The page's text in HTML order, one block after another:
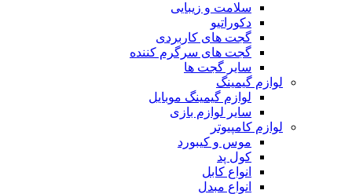
سلامت و زیبایی
دکوراتیو
گجت های کاربردی
گجت های سرگرم کننده
سایر گجت ها
لوازم گیمینگ
لوازم گیمینگ موبایل
سایر لوازم بازی
لوازم کامپیوتر
موس و کیبورد
کول پد
انواع کابل
انواع مبدل